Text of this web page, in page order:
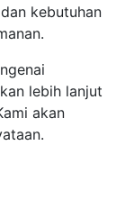
kebutuhan
lebih lanjut
akan